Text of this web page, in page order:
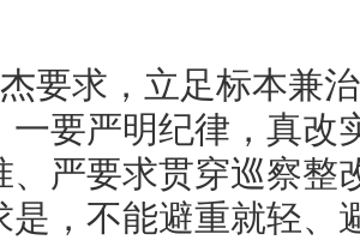
求，立足标本兼治
一要严明纪律，真改
、严要求贯穿巡察整
是，不能避重就轻、